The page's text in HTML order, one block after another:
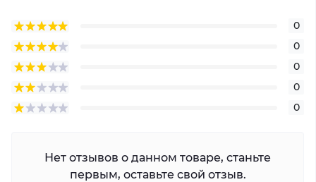
0
0
0
0
0
Нет отзывов о данном товаре, станьте
первым, оставьте свой отзыв.